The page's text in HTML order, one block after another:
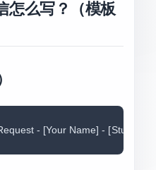
怎么写？（模板
- [Your Name] - [Student